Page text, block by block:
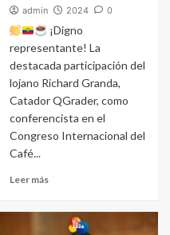
admin 2024 0
¡Digno
representante! La
destacada participación del
lojano Richard Granda,
Catador QGrader, como
conferencista en el
Congreso Internacional del
Café...
Leer más